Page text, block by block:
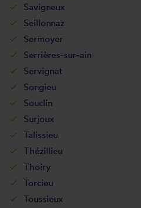
Savigneux
Seillonnaz
Sermoyer
Serrières-sur-ain
Servignat
Songieu
Souclin
Surjoux
Talissieu
Thézillieu
Thoiry
Torcieu
Toussieux